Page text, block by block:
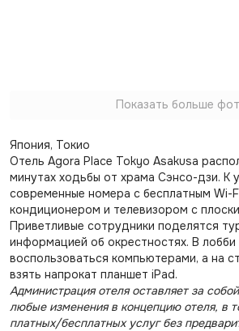
Показать больше
Япония, Токио
Отель Agora Place Tokyo Asakusa
минутах ходьбы от храма Сэнсо-дзи. К
современные номера с бесплатным Wi-
кондиционером и телевизором с
Приветливые сотрудники поделятся
информацией об окрестностях. В
воспользоваться компьютерами, а на
взять напрокат планшет iPad.
Администрация отеля оставляет за
любые изменения в концепцию отеля, в
платных/бесплатных услуг без